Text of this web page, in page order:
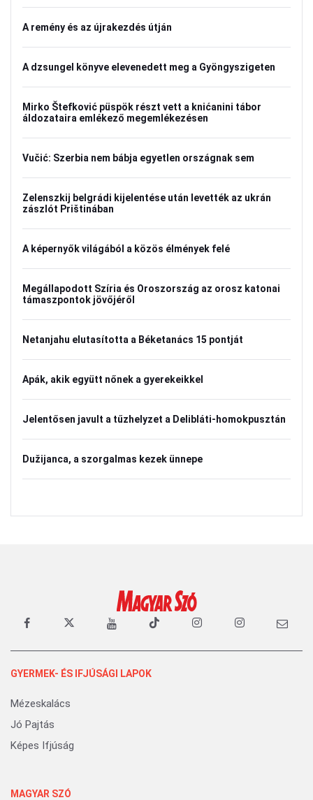
A remény és az újrakezdés útján
A dzsungel könyve elevenedett meg a Gyöngyszigeten
Mirko Štefković püspök részt vett a knićanini tábor
áldozataira emlékező megemlékezésen
Vučić: Szerbia nem bábja egyetlen országnak sem
Zelenszkij belgrádi kijelentése után levették az ukrán
zászlót Prištinában
A képernyők világából a közös élmények felé
Megállapodott Szíria és Oroszország az orosz katonai
támaszpontok jövőjéről
Netanjahu elutasította a Béketanács 15 pontját
Apák, akik együtt nőnek a gyerekeikkel
Jelentősen javult a tűzhelyzet a Delibláti-homokpusztán
Dužijanca, a szorgalmas kezek ünnepe
GYERMEK- ÉS IFJÚSÁGI LAPOK
Mézeskalács
Jó Pajtás
Képes Ifjúság
MAGYAR SZÓ